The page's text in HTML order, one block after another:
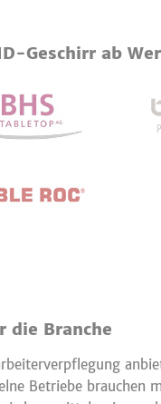
Geschirr ab
die Branche
Betriebe brauchen